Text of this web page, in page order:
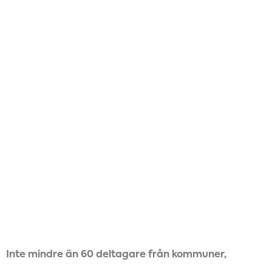
Inte mindre än 60 deltagare från kommuner,